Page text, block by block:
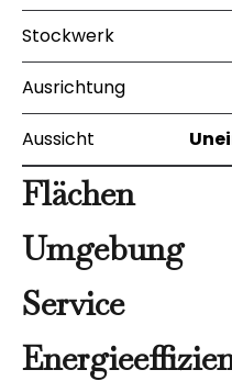
Stockwerk
Ausrichtung
Aussicht
Flächen
Umgebung
Service